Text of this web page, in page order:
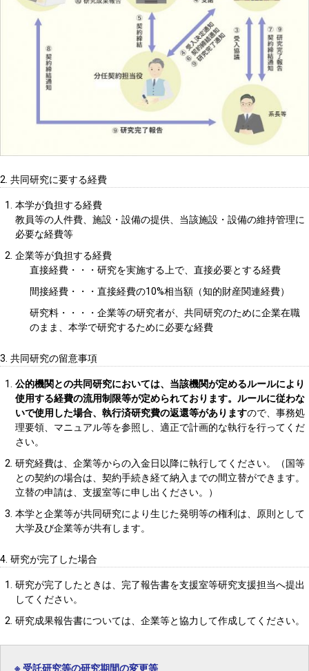
2. 共同研究に要する経費
本学が負担する経費
教員等の人件費、施設・設備の提供、当該施設・設備の維持管理に
必要な経費等
企業等が負担する経費
直接経費・・・研究を実施する上で、直接必要とする経費
間接経費・・・直接経費の10%相当額（知的財産関連経費）
研究料・・・・企業等の研究者が、共同研究のために企業在職
のまま、本学で研究するために必要な経費
3. 共同研究の留意事項
公的機関との共同研究においては、当該機関が定めるルールにより
使用する経費の流用制限等が定められております。ルールに従わな
いで使用した場合、執行済研究費の返還等がありますので、事務処
理要領、マニュアル等を参照し、適正で計画的な執行を行ってくだ
さい。
研究経費は、企業等からの入金日以降に執行してください。（国等
との契約の場合は、契約手続き経て納入までの間立替ができます。
立替の申請は、支援室等に申し出ください。）
本学と企業等が共同研究により生じた発明等の権利は、原則として
大学及び企業等が共有します。
4. 研究が完了した場合
研究が完了したときは、完了報告書を支援室等研究支援担当へ提出
してください。
研究成果報告書については、企業等と協力して作成してください。